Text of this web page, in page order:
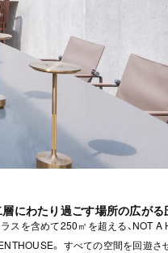
にわたり過ごす場所の広がる
スを含めて250㎡を超える、NOT
。 すべての空間を回遊さ